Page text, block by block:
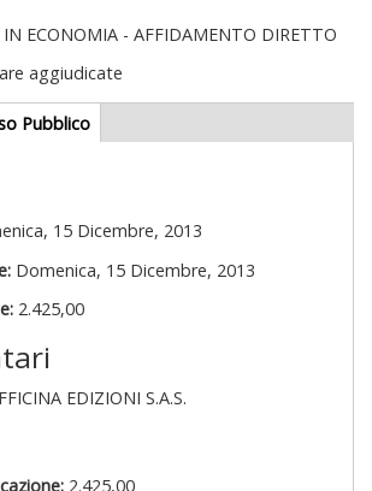
ECONOMIA - AFFIDAMENTO DIRETTO
aggiudicate
Pubblico(scheda
attiva)
15 Dicembre, 2013
Domenica, 15 Dicembre, 2013
2.425,00
EDIZIONI S.A.S.
2.425,00